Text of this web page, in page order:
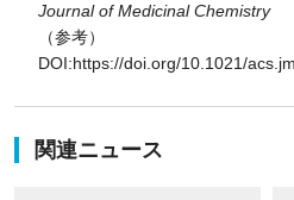
Journal of Medicinal Chemistry
（参考）
DOI:https://doi.org/10.1021/
関連ニュース